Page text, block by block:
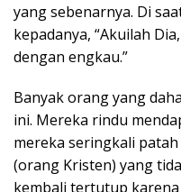
yang sebenarnya. Di
kepadanya, “Akuilah
dengan engkau.”
Banyak orang yang
ini. Mereka rindu
mereka seringkali
(orang Kristen) yang
kembali tertutup